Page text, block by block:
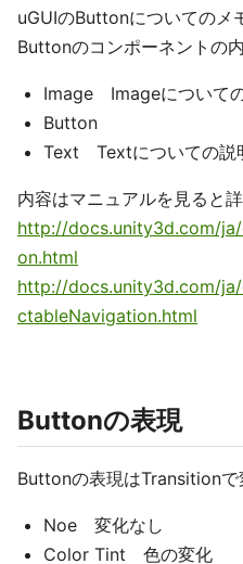
uGUIのButtonについてのメ
Buttonのコンポーネントの
Image Imageについて
Button
Text Textについての説
内容はマニュアルを見ると
http://docs.unity3d.com/
on.html
http://docs.unity3d.com/
ctableNavigation.html
Buttonの表現
Buttonの表現はTransitionで
Noe 変化なし
Color Tint 色の変化